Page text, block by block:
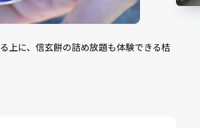
上に、信玄餅の詰め放題も体験できる桔